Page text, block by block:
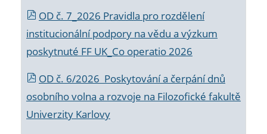
OD č. 7_2026 Pravidla pro rozdělení
institucionální podpory na vědu a výzkum
poskytnuté FF UK_Co operatio 2026
OD č. 6/2026 Poskytování a čerpání dnů
osobního volna a rozvoje na Filozofické fakultě
Univerzity Karlovy